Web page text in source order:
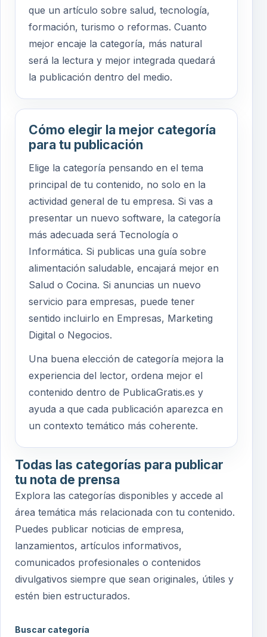
que un artículo sobre salud, tecnología,
formación, turismo o reformas. Cuanto
mejor encaje la categoría, más natural
será la lectura y mejor integrada quedará
la publicación dentro del medio.
Cómo elegir la mejor categoría
para tu publicación
Elige la categoría pensando en el tema
principal de tu contenido, no solo en la
actividad general de tu empresa. Si vas a
presentar un nuevo software, la categoría
más adecuada será Tecnología o
Informática. Si publicas una guía sobre
alimentación saludable, encajará mejor en
Salud o Cocina. Si anuncias un nuevo
servicio para empresas, puede tener
sentido incluirlo en Empresas, Marketing
Digital o Negocios.
Una buena elección de categoría mejora la
experiencia del lector, ordena mejor el
contenido dentro de PublicaGratis.es y
ayuda a que cada publicación aparezca en
un contexto temático más coherente.
Todas las categorías para publicar
tu nota de prensa
Explora las categorías disponibles y accede al
área temática más relacionada con tu contenido.
Puedes publicar noticias de empresa,
lanzamientos, artículos informativos,
comunicados profesionales o contenidos
divulgativos siempre que sean originales, útiles y
estén bien estructurados.
Buscar categoría